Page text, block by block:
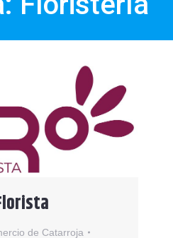
de Catarroja